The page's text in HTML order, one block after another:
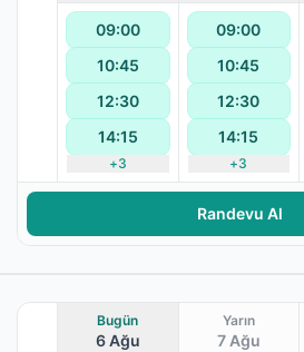
09:00
10:45
12:30
14:15
+3
09:00
10:45
12:30
14:15
+3
Randevu Al
Bugün
6 Ağu
Yarın
7 Ağu